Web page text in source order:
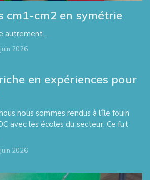
cm1-cm2 en symétrie
autrement…
2026
en expériences pour
nous sommes rendus à l’île fouin
avec les écoles du secteur. Ce fut
2026